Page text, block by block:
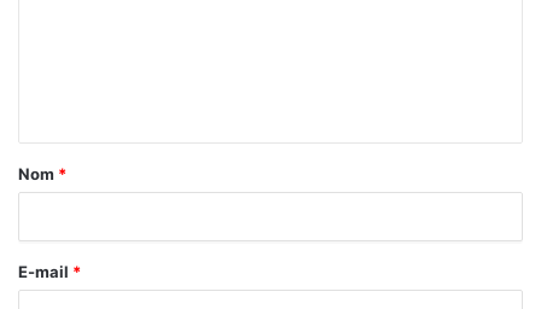
a
r
e
Nom *
E-mail *